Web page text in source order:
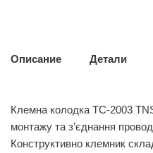
Описание Детали
Клемна колодка ТС-2003
монтажу та з’єднання
Конструктивно клемник